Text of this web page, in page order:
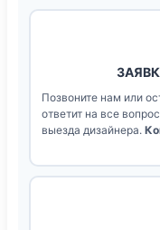
Позвоните нам или
ответит на все
выезда дизайнера.